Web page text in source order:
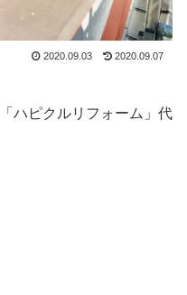
2020.09.03 2020.09.07
ハピクルリフォーム」代